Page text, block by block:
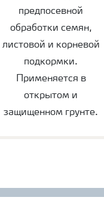
предпосевной
обработки семян,
листовой и корневой
подкормки.
Применяется в
открытом и
защищенном грунте.